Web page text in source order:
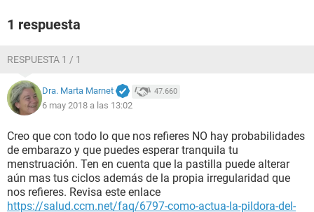
1 respuesta
RESPUESTA 1 / 1
Dra. Marta Marnet 47.660
6 may 2018 a las 13:02
Creo que con todo lo que nos refieres NO hay probabilidades
de embarazo y que puedes esperar tranquila tu
menstruación. Ten en cuenta que la pastilla puede alterar
aún mas tus ciclos además de la propia irregularidad que
nos refieres. Revisa este enlace
https://salud.ccm.net/faq/6797-como-actua-la-pildora-del-